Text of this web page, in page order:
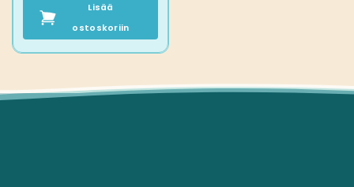
Lisää
ostoskoriin